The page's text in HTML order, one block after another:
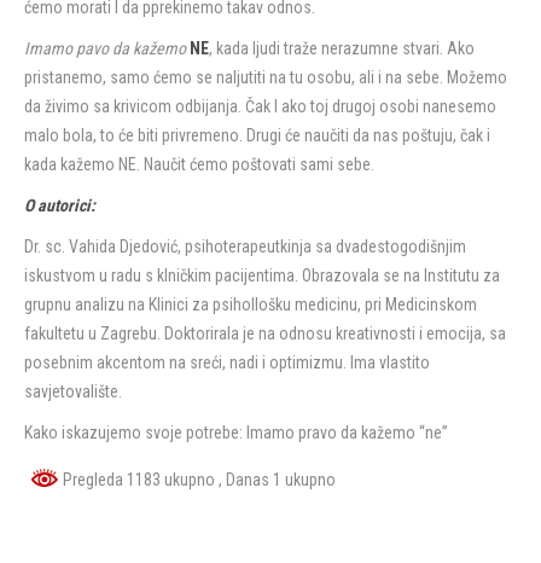
ćemo morati I da pprekinemo takav odnos.
Imamo pavo da kažemo NE, kada ljudi traže nerazumne stvari. Ako
pristanemo, samo ćemo se naljutiti na tu osobu, ali i na sebe. Možemo
da živimo sa krivicom odbijanja. Čak I ako toj drugoj osobi nanesemo
malo bola, to će biti privremeno. Drugi će naučiti da nas poštuju, čak i
kada kažemo NE. Naučit ćemo poštovati sami sebe.
O autorici:
Dr. sc. Vahida Djedović, psihoterapeutkinja sa dvadestogodišnjim
iskustvom u radu s klničkim pacijentima. Obrazovala se na Institutu za
grupnu analizu na Klinici za psihollošku medicinu, pri Medicinskom
fakultetu u Zagrebu. Doktorirala je na odnosu kreativnosti i emocija, sa
posebnim akcentom na sreći, nadi i optimizmu. Ima vlastito
savjetovalište.
Kako iskazujemo svoje potrebe: Imamo pravo da kažemo “ne”
Pregleda 1183 ukupno , Danas 1 ukupno